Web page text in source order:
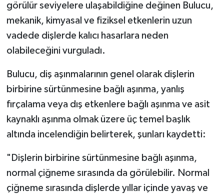
görülür seviyelere ulaşabildiğine değinen Bulucu,
mekanik, kimyasal ve fiziksel etkenlerin uzun
vadede dişlerde kalıcı hasarlara neden
olabileceğini vurguladı.
Bulucu, diş aşınmalarının genel olarak dişlerin
birbirine sürtünmesine bağlı aşınma, yanlış
fırçalama veya dış etkenlere bağlı aşınma ve asit
kaynaklı aşınma olmak üzere üç temel başlık
altında incelendiğin belirterek, şunları kaydetti:
"Dişlerin birbirine sürtünmesine bağlı aşınma,
normal çiğneme sırasında da görülebilir. Normal
çiğneme sırasında dişlerde yıllar içinde yavaş ve